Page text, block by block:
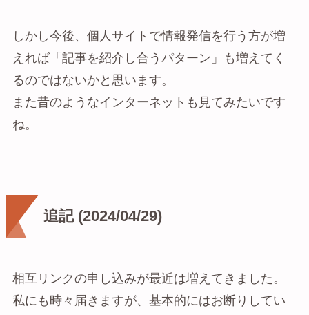
しかし今後、個人サイトで情報発信を行う方が増
えれば「記事を紹介し合うパターン」も増えてく
るのではないかと思います。
また昔のようなインターネットも見てみたいです
ね。
追記 (2024/04/29)
相互リンクの申し込みが最近は増えてきました。
私にも時々届きますが、基本的にはお断りしてい